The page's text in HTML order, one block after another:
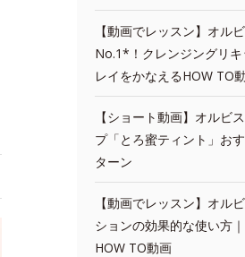
【動画でレッスン】オル
No.1*！クレンジングリ
レイをかなえるHOW TO
【ショート動画】オルビ
プ「とろ蜜ティント」お
ターン
【動画でレッスン】オル
ションの効果的な使い方
HOW TO動画